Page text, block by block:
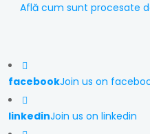
Află cum sunt procesate
facebookJoin us on
linkedinJoin us on linkedin